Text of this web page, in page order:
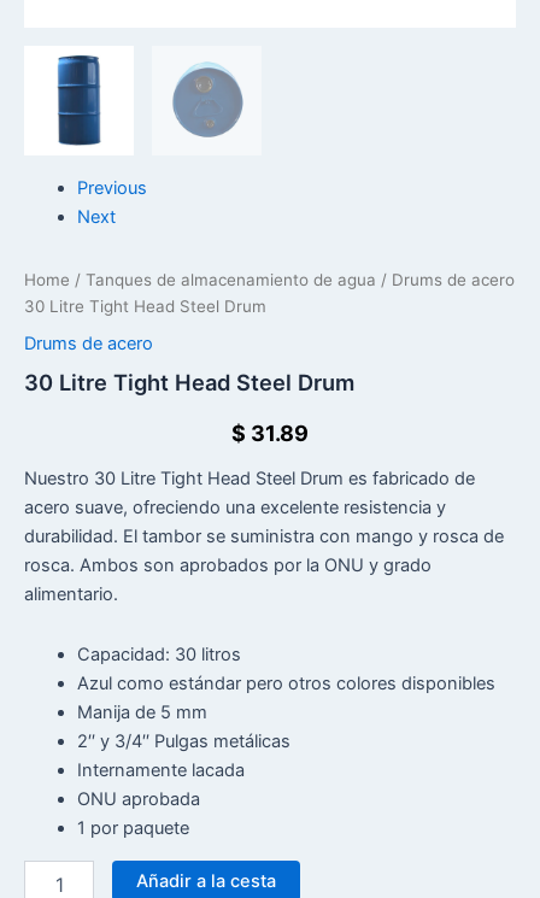
Previous
Next
Home / Tanques de almacenamiento de agua / Drums de acero
30 Litre Tight Head Steel Drum
Drums de acero
30 Litre Tight Head Steel Drum
$ 31.89
Nuestro 30 Litre Tight Head Steel Drum es fabricado de
acero suave, ofreciendo una excelente resistencia y
durabilidad. El tambor se suministra con mango y rosca de
rosca. Ambos son aprobados por la ONU y grado
alimentario.
Capacidad: 30 litros
Azul como estándar pero otros colores disponibles
Manija de 5 mm
2′′ y 3/4′′ Pulgas metálicas
Internamente lacada
ONU aprobada
1 por paquete
Añadir a la cesta